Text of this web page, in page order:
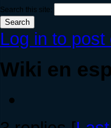
Search this site:
Log in to
Wiki en